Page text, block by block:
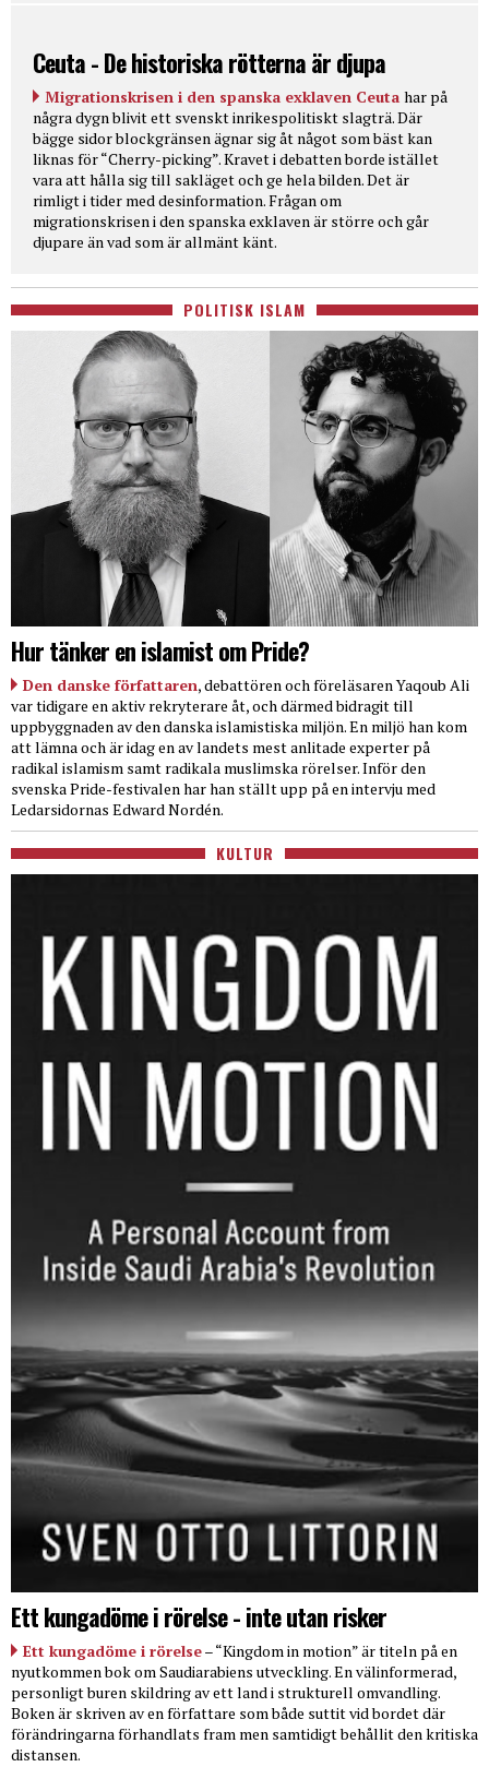
Ceuta - De historiska rötterna är djupa
Migrationskrisen i den spanska exklaven Ceuta har på
några dygn blivit ett svenskt inrikespolitiskt slagträ. Där
bägge sidor blockgränsen ägnar sig åt något som bäst kan
liknas för “Cherry-picking”. Kravet i debatten borde istället
vara att hålla sig till sakläget och ge hela bilden. Det är
rimligt i tider med desinformation. Frågan om
migrationskrisen i den spanska exklaven är större och går
djupare än vad som är allmänt känt.
POLITISK ISLAM
Hur tänker en islamist om Pride?
Den danske författaren, debattören och föreläsaren Yaqoub Ali
var tidigare en aktiv rekryterare åt, och därmed bidragit till
uppbyggnaden av den danska islamistiska miljön. En miljö han kom
att lämna och är idag en av landets mest anlitade experter på
radikal islamism samt radikala muslimska rörelser. Inför den
svenska Pride-festivalen har han ställt upp på en intervju med
Ledarsidornas Edward Nordén.
KULTUR
Ett kungadöme i rörelse - inte utan risker
Ett kungadöme i rörelse– “Kingdom in motion” är titeln på en
nyutkommen bok om Saudiarabiens utveckling. En välinformerad,
personligt buren skildring av ett land i strukturell omvandling.
Boken är skriven av en författare som både suttit vid bordet där
förändringarna förhandlats fram men samtidigt behållit den kritiska
distansen.